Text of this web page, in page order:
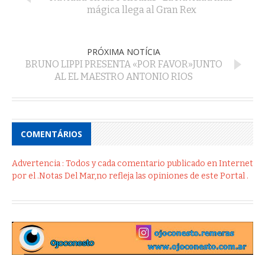
mágica llega al Gran Rex
PRÓXIMA NOTÍCIA
BRUNO LIPPI PRESENTA «POR FAVOR»JUNTO
AL EL MAESTRO ANTONIO RIOS
COMENTÁRIOS
Advertencia : Todos y cada comentario publicado en Internet
por el .Notas Del Mar,no refleja las opiniones de este Portal .